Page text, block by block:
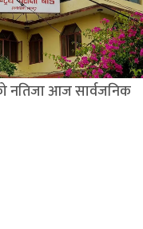
नतिजा आज सार्वजनिक